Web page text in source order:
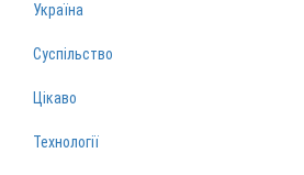
Україна
Суспільство
Цікаво
Технології